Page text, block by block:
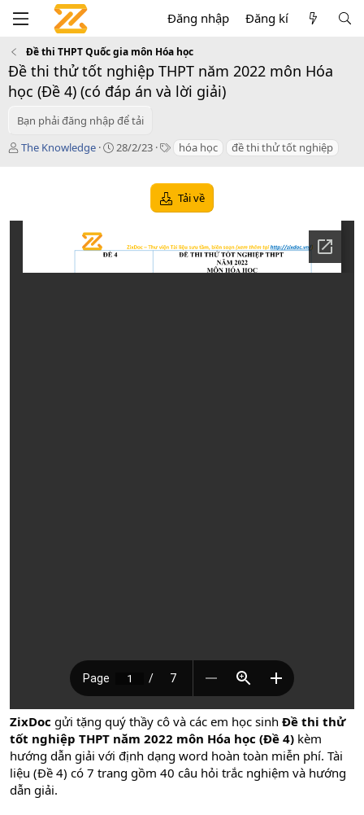
Đăng nhập Đăng kí
Đề thi THPT Quốc gia môn Hóa học
Đề thi thử tốt nghiệp THPT năm 2022 môn Hóa
học (Đề 4) (có đáp án và lời giải)
Bạn phải đăng nhập để tải
T
ả
The Knowledge
C
n
28/2/23
T hóa học đề thi thử tốt nghiệp
Tải về
ZixDoc gửi tặng quý thầy cô và các em học sinh Đề thi thử
tốt nghiệp THPT năm 2022 môn Hóa học (Đề 4) kèm
hướng dẫn giải với định dạng word hoàn toàn miễn phí. Tài
liệu (Đề 4) có 7 trang gồm 40 câu hỏi trắc nghiệm và hướng
dẫn giải.